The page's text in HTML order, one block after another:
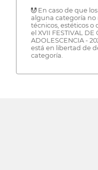
 En caso de que
alguna categoría no
técnicos, estéticos
el XVII FESTIVAL DE
ADOLESCENCIA -
está en libertad de
categoría.